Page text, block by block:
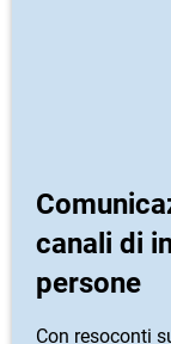
canali di
persone
Con resoconti